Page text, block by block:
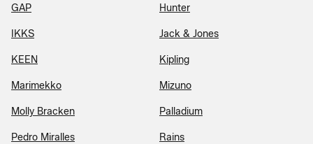
GAP Hunter
IKKS Jack & Jones
KEEN Kipling
Marimekko Mizuno
Molly Bracken Palladium
Pedro Miralles Rains